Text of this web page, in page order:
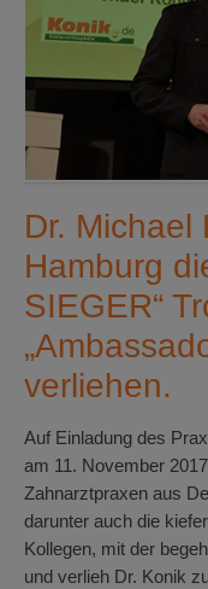
Dr. Michael
Hamburg
SIEGER“
verliehen.
Auf Einladung des
am 11. November
Zahnarztpraxen aus
darunter auch die
Kollegen, mit der
und verlieh Dr. Konik